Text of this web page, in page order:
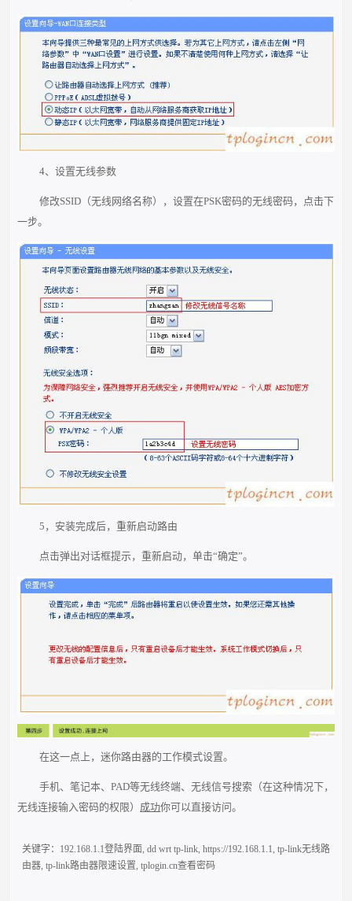
4、设置无线参数
修改SSID（无线网络名称），设置在PSK密码的无线密码，点击下
一步。
5，安装完成后，重新启动路由
点击弹出对话框提示，重新启动，单击“确定”。
在这一点上，迷你路由器的工作模式设置。
手机、笔记本、PAD等无线终端、无线信号搜索（在这种情况下，
无线连接输入密码的权限） 成功你可以直接访问。
关键字： 192.168.1.1登陆界面,dd wrt tp-link,https://192.168.1.1,tp-link无线路
由器,tp-link路由器限速设置,tplogin.cn查看密码